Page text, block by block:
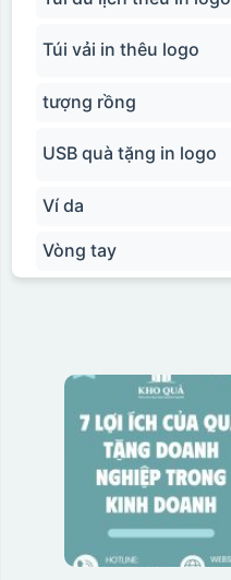
Túi vải in thêu logo
tượng rồng
USB quà tặng in logo
Ví da
Vòng tay